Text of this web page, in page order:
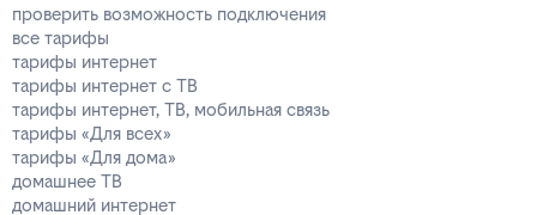
проверить возможность подключения
все тарифы
тарифы интернет
тарифы интернет с ТВ
тарифы интернет, ТВ, мобильная связь
тарифы «Для всех»
тарифы «Для дома»
домашнее ТВ
домашний интернет